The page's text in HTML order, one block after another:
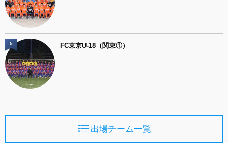
FC東京U-18（関東①）
5
出場チーム一覧